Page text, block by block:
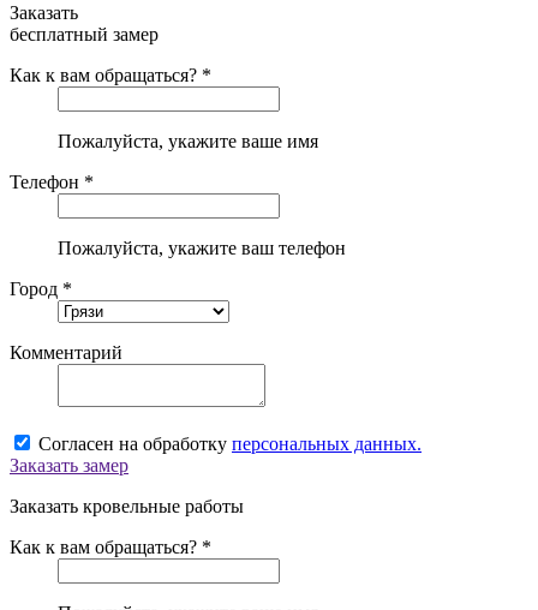
Заказать
бесплатный замер
Как к вам обращаться? *
Пожалуйста, укажите ваше имя
Телефон *
Пожалуйста, укажите ваш телефон
Город *
Комментарий
Согласен на обработку персональных данных.
Заказать замер
Заказать кровельные работы
Как к вам обращаться? *